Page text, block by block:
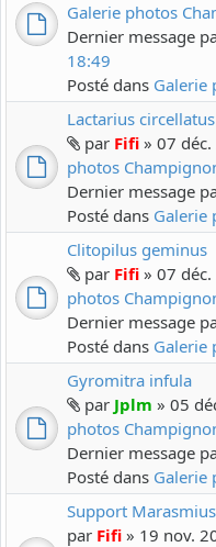
Galerie photos
Dernier message
18:49
Posté dans Galerie
Lactarius circellatus
par Fifi » 07
photos
Dernier message
Posté dans Galerie
Clitopilus geminus
par Fifi » 07
photos
Dernier message
Posté dans Galerie
Gyromitra infula
par Jplm » 05
photos
Dernier message
Posté dans Galerie
Support
par Fifi » 19 nov.